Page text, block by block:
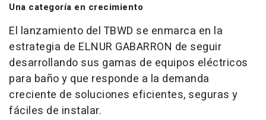
Una categoría en crecimiento
El lanzamiento del TBWD se enmarca en la
estrategia de ELNUR GABARRON de seguir
desarrollando sus gamas de equipos eléctricos
para baño y que responde a la demanda
creciente de soluciones eficientes, seguras y
fáciles de instalar.